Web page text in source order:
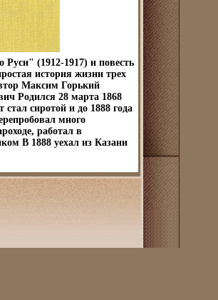
(1912-1917) и повесть
история жизни трех
Максим Горький
Родился 28 марта 1868
сиротой и до 1888 года
много
работал в
В 1888 уехал из Казани